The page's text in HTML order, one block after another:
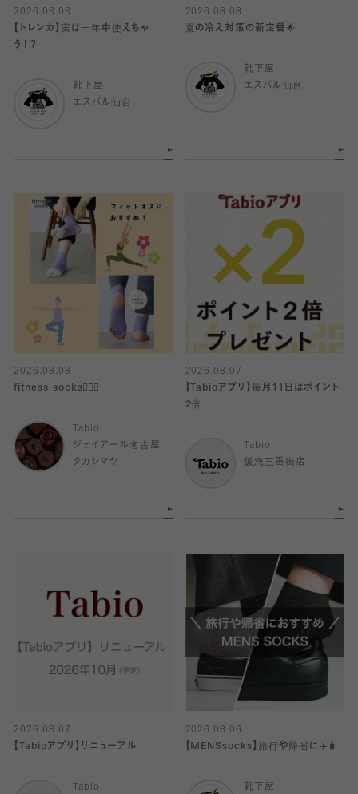
2026.08.08
【トレンカ】実は一年中使えちゃ
う！？
靴下屋
エスパル仙台
2026.08.08
夏の冷え対策の新定番🌟
靴下屋
エスパル仙台
2026.08.08
fitness socks🧘🏻‍♀️
Tabio
ジェイアール名古屋
タカシマヤ
2026.08.07
【Tabioアプリ】毎月11日はポイント
2倍
Tabio
阪急三番街店
2026.08.07
【Tabioアプリ】リニューアル
Tabio
2026.08.06
【MENSsocks】旅行や帰省に✈️🧳
靴下屋